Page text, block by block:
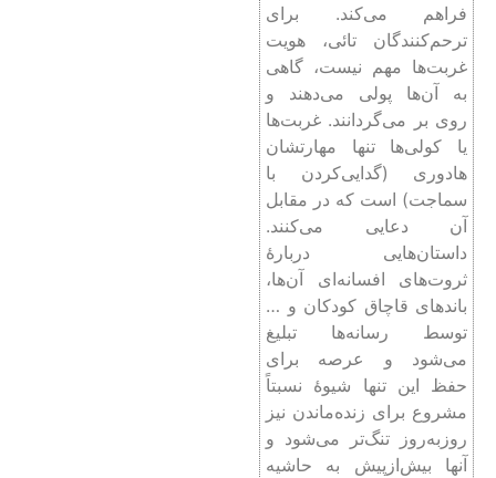
فراهم می‌کند. برای
ترحم‌کنندگان تائی، هویت
غربت‌ها مهم نیست، گاهی
به آن‌ها پولی می‌دهند و
روی بر می‌گردانند. غربت‌ها
یا کولی‌ها تنها مهارتشان
هادوری (گدایی‌کردن با
سماجت) است که در مقابل
آن دعایی می‌کنند.
داستان‌هایی دربارۀ
ثروت‌های افسانه‌ای آن‌ها،
باندهای قاچاق کودکان و …
توسط رسانه‌ها تبلیغ
می‌شود و عرصه برای
حفظ این تنها شیوۀ نسبتاً
مشروع برای زنده‌ماندن نیز
روزبه‌روز تنگ‌تر می‌شود و
آنها بیش‌ازپیش به حاشیه